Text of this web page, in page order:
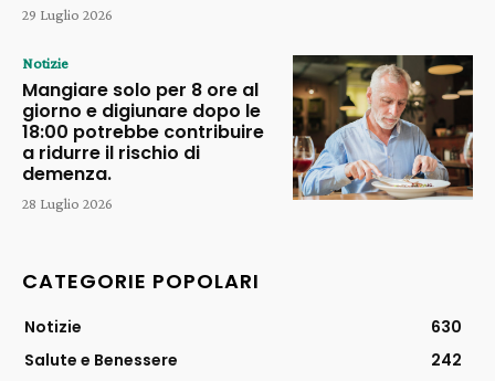
29 Luglio 2026
Notizie
Mangiare solo per 8 ore al
giorno e digiunare dopo le
18:00 potrebbe contribuire
a ridurre il rischio di
demenza.
28 Luglio 2026
CATEGORIE POPOLARI
Notizie
630
Salute e Benessere
242